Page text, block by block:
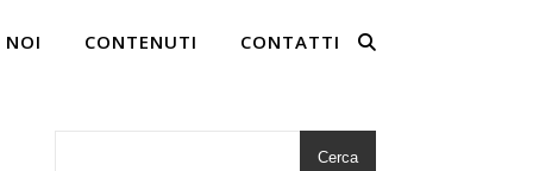
NOI CONTENUTI CONTATTI
Cerca